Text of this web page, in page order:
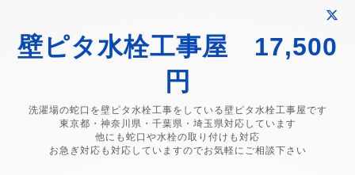
壁ピタ水栓工事屋 17,500
円
洗濯場の蛇口を壁ピタ水栓工事をしている壁ピタ水栓工事屋です
東京都・神奈川県・千葉県・埼玉県対応しています
他にも蛇口や水栓の取り付けも対応
お急ぎ対応も対応していますのでお気軽にご相談下さい